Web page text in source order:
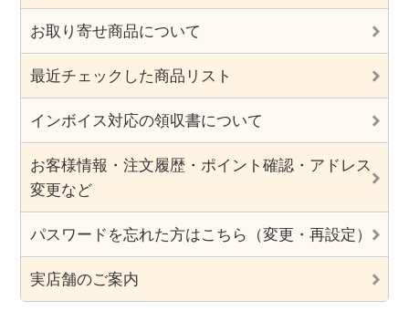
お取り寄せ商品について
最近チェックした商品リスト
インボイス対応の領収書について
お客様情報・注文履歴・ポイント確認・アドレス
変更など
パスワードを忘れた方はこちら（変更・再設定）
実店舗のご案内